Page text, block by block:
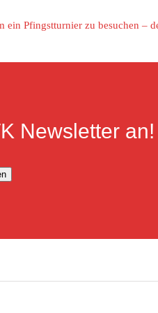
ein Pfingstturnier zu besuchen –
Newsletter an!